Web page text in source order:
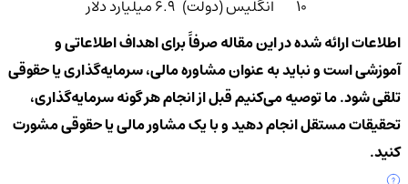
۱۰ انگلیس (دولت) ۶.۹ میلیارد دلار
اطلاعات ارائه شده در این مقاله صرفاً برای اهداف اطلاعاتی و
آموزشی است و نباید به عنوان مشاوره مالی، سرمایه‌گذاری یا حقوقی
تلقی شود. ما توصیه می‌کنیم قبل از انجام هر گونه سرمایه‌گذاری،
تحقیقات مستقل انجام دهید و با یک مشاور مالی یا حقوقی مشورت
کنید.